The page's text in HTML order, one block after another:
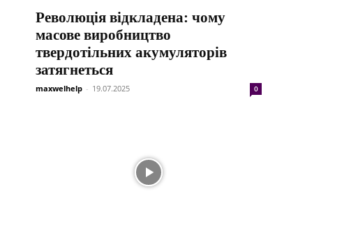
Революція відкладена: чому
масове виробництво
твердотільних акумуляторів
затягнеться
maxwelhelp - 19.07.2025 0